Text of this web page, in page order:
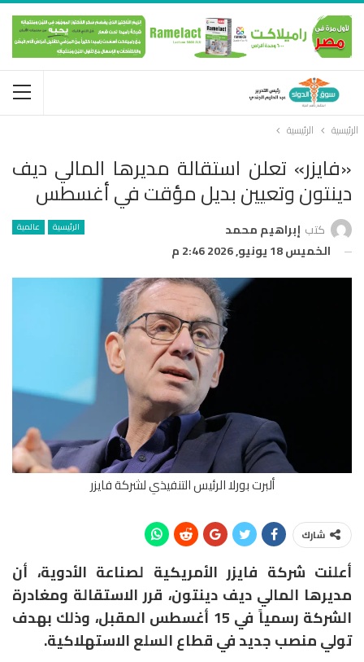
الرئيسية الرئيسية
«فايزر» تعلن استقالة مديرها المالي ديف
دينتون وتعيين بديل مؤقت في أغسطس
الرئيسية عالمية كتب إبراهيم محمد
الخميس 18 يونيو, 2026 2:46 م
ألبرت بورلا الرئيس التنفيذي لشركة فايزر
شارك
أعلنت شركة فايزر الأمريكية لصناعة الأدوية، أن
مديرها المالي ديف دينتون، قرر الاستقالة ومغادرة
الشركة رسمياً في 15 أغسطس المقبل، وذلك بهدف
تولي منصب جديد في قطاع السلع الاستهلاكية.